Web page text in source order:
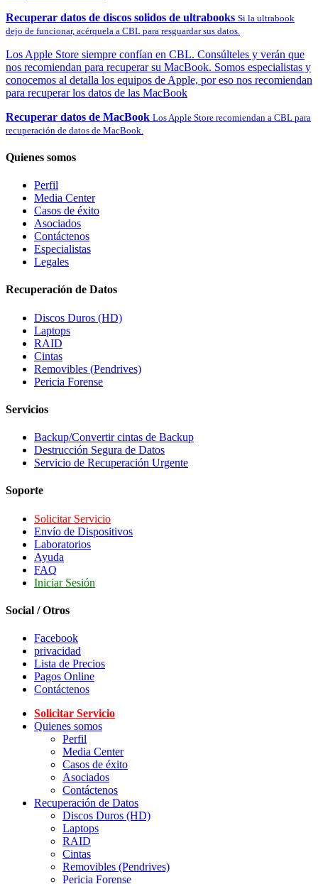
Recuperar datos de discos solidos de ultrabooks Si la ultrabook
dejo de funcionar, acérquela a CBL para resguardar sus datos.
Los Apple Store siempre confían en CBL. Consúlteles y verán que
nos recomiendan para recuperar su MacBook. Somos especialistas y
conocemos al detalla los equipos de Apple, por eso nos recomiendan
para recuperar los datos de las MacBook
Recuperar datos de MacBook Los Apple Store recomiendan a CBL para
recuperación de datos de MacBook.
Quienes somos
Perfil
Media Center
Casos de éxito
Asociados
Contáctenos
Especialistas
Legales
Recuperación de Datos
Discos Duros (HD)
Laptops
RAID
Cintas
Removibles (Pendrives)
Pericia Forense
Servicios
Backup/Convertir cintas de Backup
Destrucción Segura de Datos
Servicio de Recuperación Urgente
Soporte
Solicitar Servicio
Envío de Dispositivos
Laboratorios
Ayuda
FAQ
Iniciar Sesión
Social / Otros
Facebook
privacidad
Lista de Precios
Pagos Online
Contáctenos
Solicitar Servicio
Quienes somos
Perfil
Media Center
Casos de éxito
Asociados
Contáctenos
Recuperación de Datos
Discos Duros (HD)
Laptops
RAID
Cintas
Removibles (Pendrives)
Pericia Forense